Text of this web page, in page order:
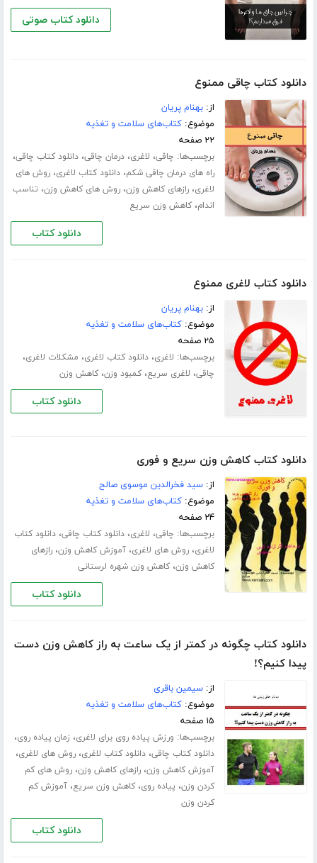
دانلود کتاب صوتی
دانلود کتاب چاقی ممنوع
از:بهنام پریان
موضوع:کتاب‌های سلامت و تغذیه
۲۲ صفحه
برچسب‌ها: چاقی، لاغری،درمان چاقی،دانلود کتاب چاقی،
راه های درمان چاقی شکم،دانلود کتاب لاغری،روش های
لاغری،رازهای کاهش وزن،روش های کاهش وزن، تناسب
اندام،کاهش وزن سریع
دانلود کتاب
دانلود کتاب لاغری ممنوع
از:بهنام پریان
موضوع:کتاب‌های سلامت و تغذیه
۲۵ صفحه
برچسب‌ها: لاغری،دانلود کتاب لاغری، مشکلات لاغری،
چاقی، لاغری سریع،کمبود وزن،کاهش وزن
دانلود کتاب
دانلود کتاب کاهش وزن سریع و فوری
از:سید فخرالدین موسوی صالح
موضوع:کتاب‌های سلامت و تغذیه
۲۴ صفحه
برچسب‌ها: چاقی، لاغری،دانلود کتاب چاقی،دانلود کتاب
لاغری،روش های لاغری،آموزش کاهش وزن،رازهای
کاهش وزن،کاهش وزن شهره لرستانی
دانلود کتاب
دانلود کتاب چگونه در کمتر از یک ساعت به راز کاهش وزن دست
پیدا کنیم؟!
از:سیمین باقری
موضوع:کتاب‌های سلامت و تغذیه
۱۵ صفحه
برچسب‌ها: ورزش پیاده روی برای لاغری، زمان پیاده روی،
دانلود کتاب چاقی،دانلود کتاب لاغری،روش های لاغری،
آموزش کاهش وزن،رازهای کاهش وزن،روش های کم
کردن وزن، پیاده روی،کاهش وزن سریع،آموزش کم
کردن وزن
دانلود کتاب